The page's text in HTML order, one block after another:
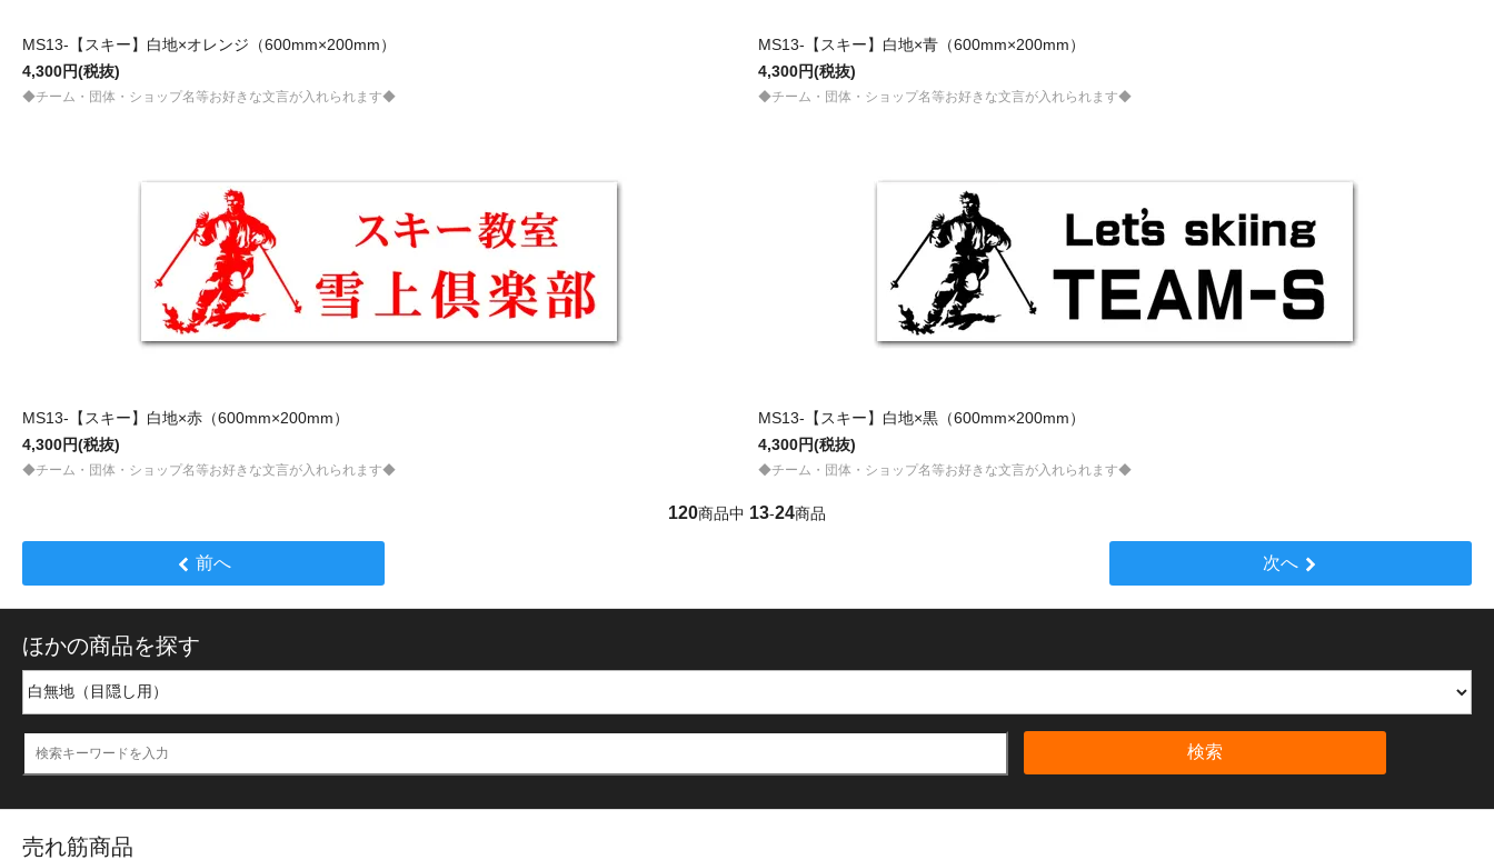
MS13-【スキー】白地×オレンジ（600mm×200mm）
4,300円(税抜)
◆チーム・団体・ショップ名等お好きな文言が入れられます◆
MS13-【スキー】白地×青（600mm×200mm）
4,300円(税抜)
◆チーム・団体・ショップ名等お好きな文言が入れられます◆
MS13-【スキー】白地×赤（600mm×200mm）
4,300円(税抜)
◆チーム・団体・ショップ名等お好きな文言が入れられます◆
MS13-【スキー】白地×黒（600mm×200mm）
4,300円(税抜)
◆チーム・団体・ショップ名等お好きな文言が入れられます◆
120商品中 13-24商品
前へ 次へ
ほかの商品を探す
検索
売れ筋商品